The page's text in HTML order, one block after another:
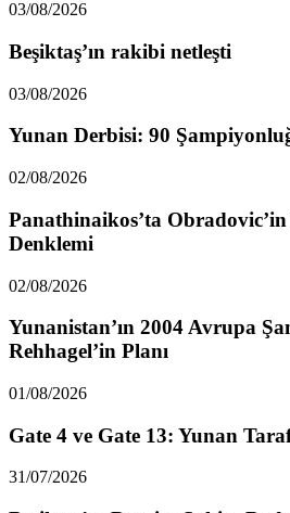
03/08/2026
Beşiktaş’ın rakibi netleşti
03/08/2026
Yunan Derbisi: 90
02/08/2026
Panathinaikos’ta
Denklemi
02/08/2026
Yunanistan’ın 2004 Avrupa
Rehhagel’in Planı
01/08/2026
Gate 4 ve Gate 13: Yunan
31/07/2026